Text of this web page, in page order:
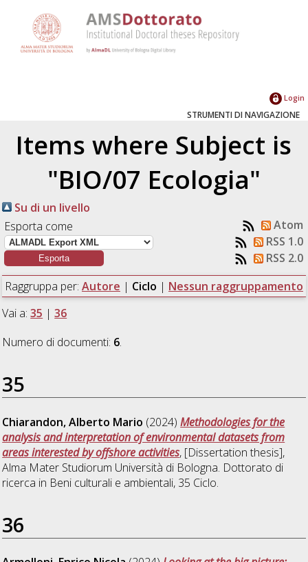
Login
STRUMENTI DI NAVIGAZIONE
Items where Subject is
"BIO/07 Ecologia"
Su di un livello
Esporta come
Atom
RSS 1.0
RSS 2.0
Raggruppa per: Autore | Ciclo | Nessun raggruppamento
Vai a:35 |36
Numero di documenti: 6.
35
Chiarandon, Alberto Mario (2024)Methodologies for the
analysis and interpretation of environmental datasets from
areas interested by offshore activities, [Dissertation thesis],
Alma Mater Studiorum Università di Bologna. Dottorato di
ricerca in Beni culturali e ambientali, 35 Ciclo.
36